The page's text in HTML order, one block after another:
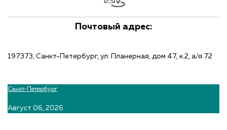
Почтовый адрес:
197373, Санкт-Петербург, ул. Планерная, дом 47, к.2, а/я 72
Санкт-Петербург
Август 06, 2026